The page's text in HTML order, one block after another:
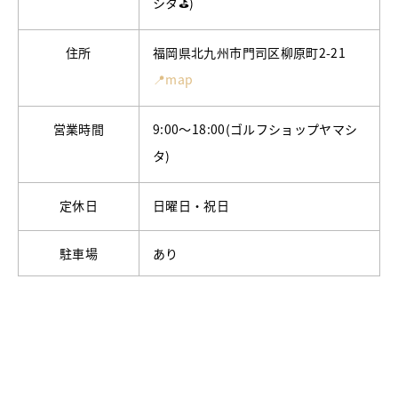
住所
福岡県北九州市門司区柳原町2-21
📍map
営業時間
9:00～18:00(ゴルフショップヤマシ
タ)
定休日 日曜日・祝日
駐車場 あり